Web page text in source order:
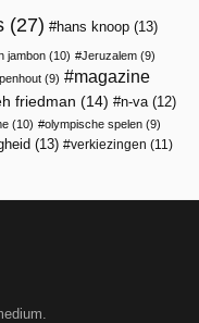
(27) hans knoop (13)
jambon (10) Jeruzalem (9)
(9)
magazine
friedman (14) n-va (12)
(10) olympische spelen (9)
(13) verkiezingen (11)